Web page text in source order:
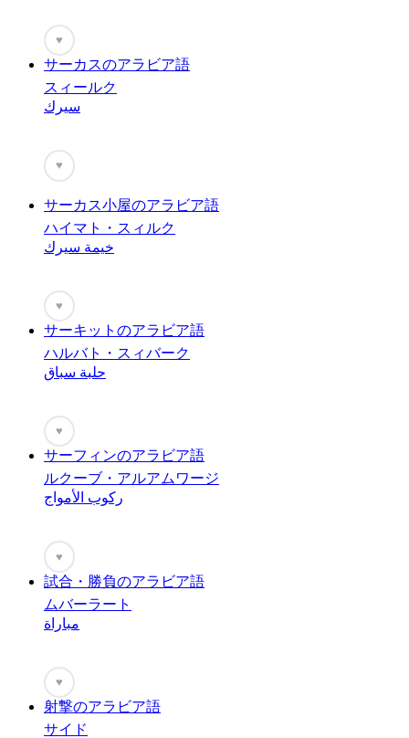
♥
サーカスのアラビア語
スィールク
سيرك
♥
サーカス小屋のアラビア語
ハイマト・スィルク
خيمة سيرك
♥
サーキットのアラビア語
ハルバト・スィバーク
حلبة سباق
♥
サーフィンのアラビア語
ルクーブ・アルアムワージ
ركوب الأمواج
♥
試合・勝負のアラビア語
ムバーラート
مباراة
♥
射撃のアラビア語
サイド